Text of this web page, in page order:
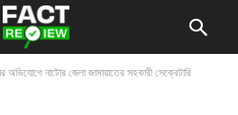
অভিযোগে নাটোর জেলা জামায়াতের সহকারী সেক্রেটারি